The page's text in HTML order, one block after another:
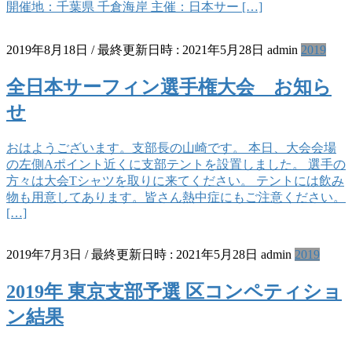
開催地：千葉県 千倉海岸 主催：日本サー […]
2019年8月18日 / 最終更新日時 : 2021年5月28日 admin 2019
全日本サーフィン選手権大会 お知ら
せ
おはようございます。支部長の山崎です。 本日、大会会場
の左側Aポイント近くに支部テントを設置しました。 選手の
方々は大会Tシャツを取りに来てください。 テントには飲み
物も用意してあります。皆さん熱中症にもご注意ください。
[…]
2019年7月3日 / 最終更新日時 : 2021年5月28日 admin 2019
2019年 東京支部予選 区コンペティショ
ン結果